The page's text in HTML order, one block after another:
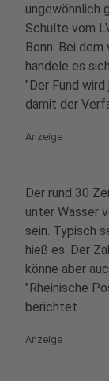
ungewöhnlich
Schulte vom
Bonn. Bei
handele es
"Der Fund
damit der
Anzeige
Der rund 30
unter Wasser
sein. Typisch
hieß es. Der
könne aber
"Rheinische
berichtet.
Anzeige